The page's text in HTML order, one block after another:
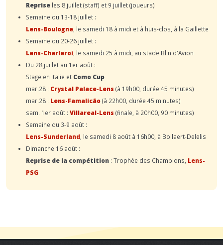
Reprise les 8 juillet (staff) et 9 juillet (joueurs)
Semaine du 13-18 juillet :
Lens-Boulogne , le samedi 18 à midi et à huis-clos, à la Gaillette
Semaine du 20-26 juillet :
Lens-Charleroi , le samedi 25 à midi, au stade Blin d'Avion
Du 28 juillet au 1er août :
Stage en Italie et Como Cup
mar.28 : Crystal Palace-Lens (à 19h00, durée 45 minutes)
mar.28 : Lens-Famalicão(à 22h00, durée 45 minutes)
sam. 1er août : Villareal-Lens (finale, à 20h00, 90 minutes)
Semaine du 3-9 août :
Lens-Sunderland , le samedi 8 août à 16h00, à Bollaert-Delelis
Dimanche 16 août :
Reprise de la compétition : Trophée des Champions, Lens-
PSG